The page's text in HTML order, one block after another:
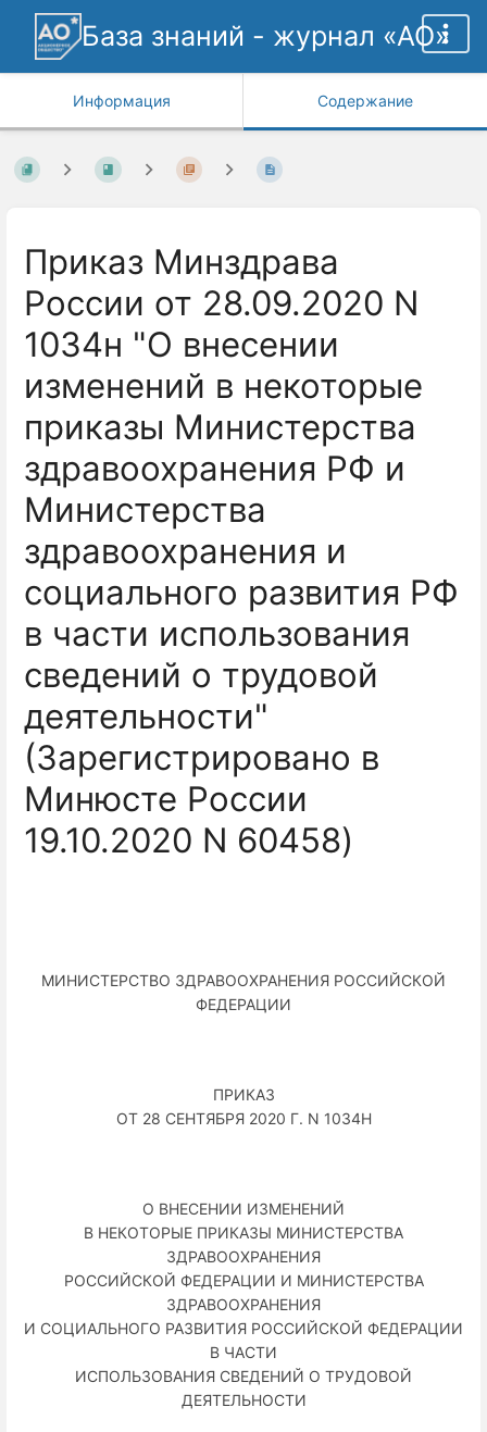
База знаний - журнал «АО»
Информация Содержание
Приказ Минздрава
России от 28.09.2020 N
1034н "О внесении
изменений в некоторые
приказы Министерства
здравоохранения РФ и
Министерства
здравоохранения и
социального развития РФ
в части использования
сведений о трудовой
деятельности"
(Зарегистрировано в
Минюсте России
19.10.2020 N 60458)
МИНИСТЕРСТВО ЗДРАВООХРАНЕНИЯ РОССИЙСКОЙ
ФЕДЕРАЦИИ
ПРИКАЗ
ОТ 28 СЕНТЯБРЯ 2020 Г. N 1034Н
О ВНЕСЕНИИ ИЗМЕНЕНИЙ
В НЕКОТОРЫЕ ПРИКАЗЫ МИНИСТЕРСТВА
ЗДРАВООХРАНЕНИЯ
РОССИЙСКОЙ ФЕДЕРАЦИИ И МИНИСТЕРСТВА
ЗДРАВООХРАНЕНИЯ
И СОЦИАЛЬНОГО РАЗВИТИЯ РОССИЙСКОЙ ФЕДЕРАЦИИ
В ЧАСТИ
ИСПОЛЬЗОВАНИЯ СВЕДЕНИЙ О ТРУДОВОЙ
ДЕЯТЕЛЬНОСТИ